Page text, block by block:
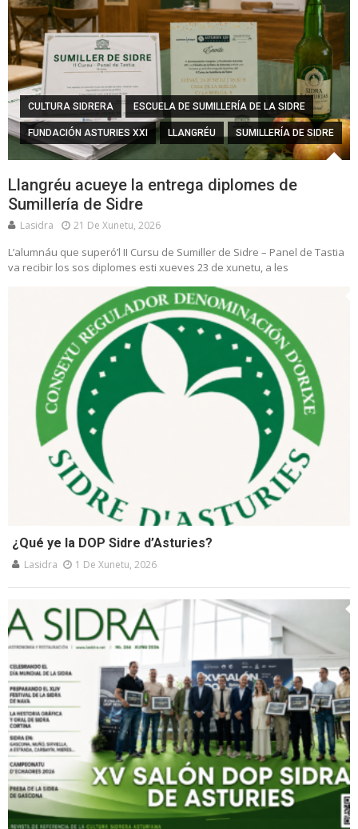
CULTURA SIDRERA ESCUELA DE SUMILLERÍA DE LA SIDRE
FUNDACIÓN ASTURIES XXI LLANGRÉU SUMILLERÍA DE SIDRE
Llangréu acueye la entrega diplomes de
Sumillería de Sidre
Lasidra 21 De Xunetu, 2026
L’alumnáu que superó’l II Cursu de Sumiller de Sidre – Panel de Tastia
va recibir los sos diplomes esti xueves 23 de xunetu, a les
¿Qué ye la DOP Sidre d’Asturies?
Lasidra 1 De Xunetu, 2026